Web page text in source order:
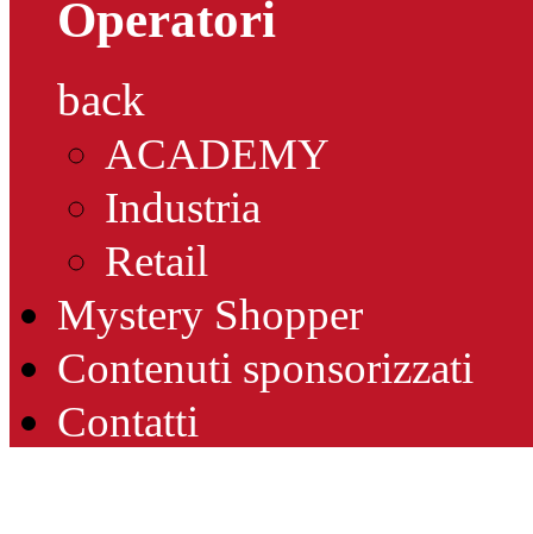
Operatori
back
ACADEMY
Industria
Retail
Mystery Shopper
Contenuti sponsorizzati
Contatti